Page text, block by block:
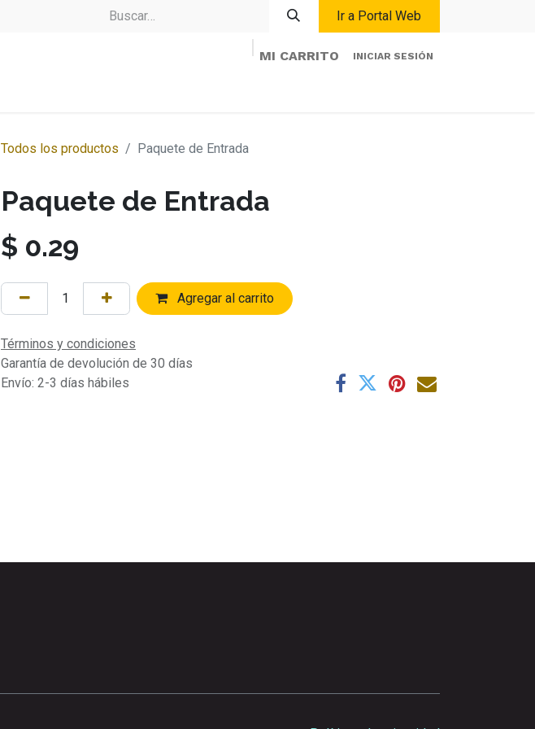
Ir a Portal Web
MI CARRITO INICIAR SESIÓN
Todos los productos Paquete de Entrada
Paquete de Entrada
$ 0.29
Agregar al carrito
Términos y condiciones
Garantía de devolución de 30 días
Envío: 2-3 días hábiles